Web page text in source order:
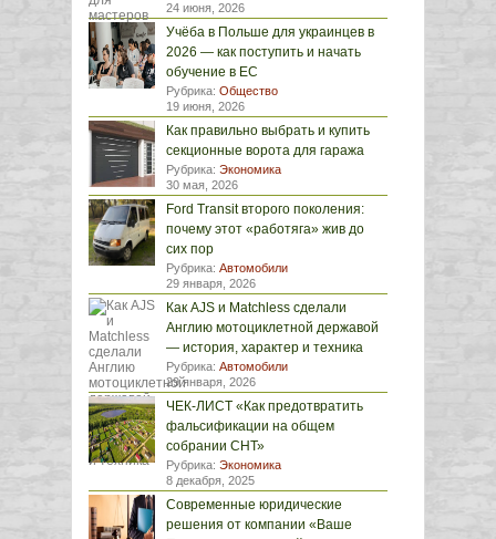
24 июня, 2026
Учёба в Польше для украинцев в
2026 — как поступить и начать
обучение в ЕС
Рубрика: Общество
19 июня, 2026
Как правильно выбрать и купить
секционные ворота для гаража
Рубрика: Экономика
30 мая, 2026
Ford Transit второго поколения:
почему этот «работяга» жив до
сих пор
Рубрика: Автомобили
29 января, 2026
Как AJS и Matchless сделали
Англию мотоциклетной державой
— история, характер и техника
Рубрика: Автомобили
29 января, 2026
ЧЕК-ЛИСТ «Как предотвратить
фальсификации на общем
собрании СНТ»
Рубрика: Экономика
8 декабря, 2025
Современные юридические
решения от компании «Ваше